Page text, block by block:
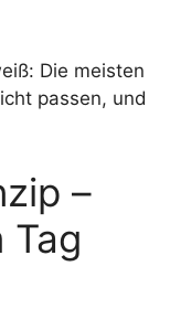
Die meisten
passen, und
–
Tag